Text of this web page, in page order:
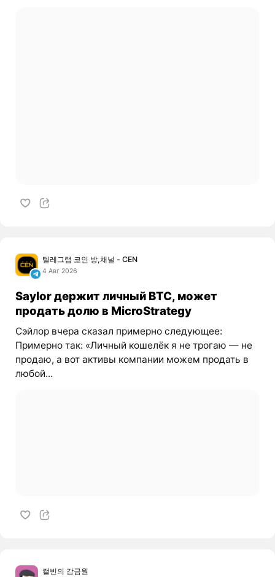
텔레그램 코인 방,채널 - CEN
4 Авг 2026
Saylor держит личный BTC, может
продать долю в MicroStrategy
Сэйлор вчера сказал примерно следующее:
Примерно так: «Личный кошелёк я не трогаю — не
продаю, а вот активы компании можем продать в
любой...
캘빈의 감금원